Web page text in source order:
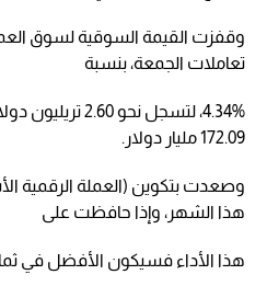
وقفزت القيمة السوقية لسوق
تعاملات الجمعة، بنسبة
4.34%، لتسجل نحو
172.09 مليار دولار.
هذا الشهر، وإذا حافظت على
هذا الأداء فسيكون الأفضل في